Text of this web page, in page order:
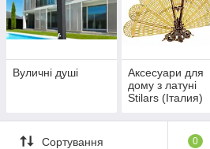
Вуличні душі
Аксесуари для
дому з латуні
Stilars (Італия)
Сортування 0